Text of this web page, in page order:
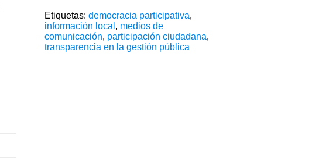
Etiquetas: democracia participativa,
información local , medios de
comunicación, participación ciudadana,
transparencia en la gestión pública